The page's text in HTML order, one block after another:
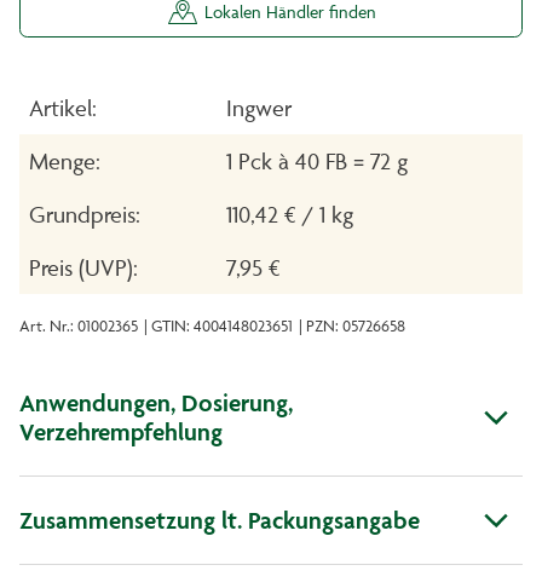
Lokalen Händler finden
Artikel:
Ingwer
Menge:
1 Pck à 40 FB = 72 g
Grundpreis:
110,42 € / 1 kg
Preis (UVP):
7,95 €
Art. Nr.: 01002365 | GTIN: 4004148023651 | PZN: 05726658
Anwendungen, Dosierung,
Verzehrempfehlung
Zusammensetzung lt. Packungsangabe